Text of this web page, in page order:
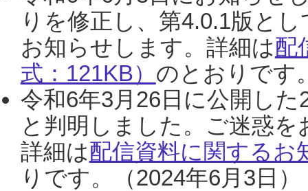
りを修正し、第4.0.1版と
お知らせします。詳細は配
式：121KB） のとおりです
令和6年3月26日に公開し
と判明しました。ご迷惑
詳細は配信資料に関するお
りです。（2024年6月3日）